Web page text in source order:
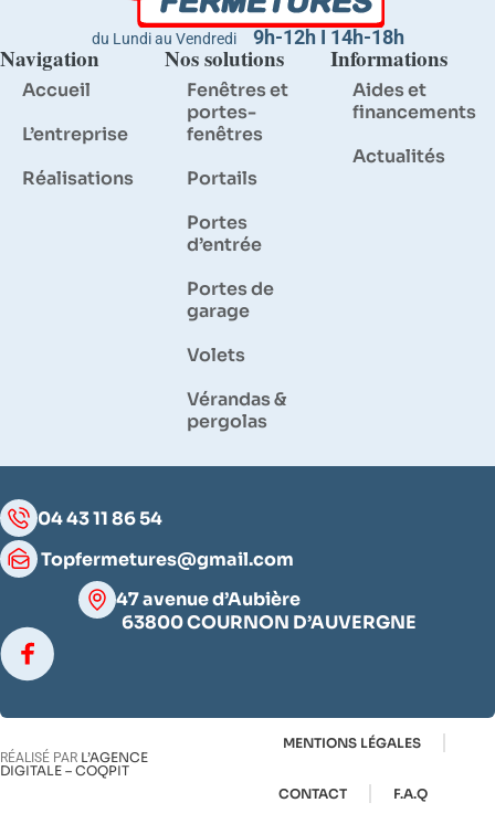
du Lundi au Vendredi 9h-12h I 14h-18h
Navigation
Accueil
L’entreprise
Réalisations
Nos solutions
Fenêtres et
portes-
fenêtres
Portails
Portes
d’entrée
Portes de
garage
Volets
Vérandas &
pergolas
Informations
Aides et
financements
Actualités
04 43 11 86 54
Topfermetures@gmail.com
47 avenue d’Aubière
63800 COURNON D’AUVERGNE
RÉALISÉ PAR L’AGENCE
DIGITALE – COQPIT
MENTIONS LÉGALES
CONTACT F.A.Q